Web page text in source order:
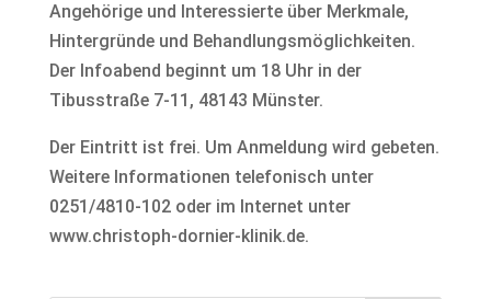
Angehörige und Interessierte über Merkmale,
Hintergründe und Behandlungsmöglichkeiten.
Der Infoabend beginnt um 18 Uhr in der
Tibusstraße 7-11, 48143 Münster.
Der Eintritt ist frei. Um Anmeldung wird gebeten.
Weitere Informationen telefonisch unter
0251/4810-102 oder im Internet unter
www.christoph-dornier-klinik.de.